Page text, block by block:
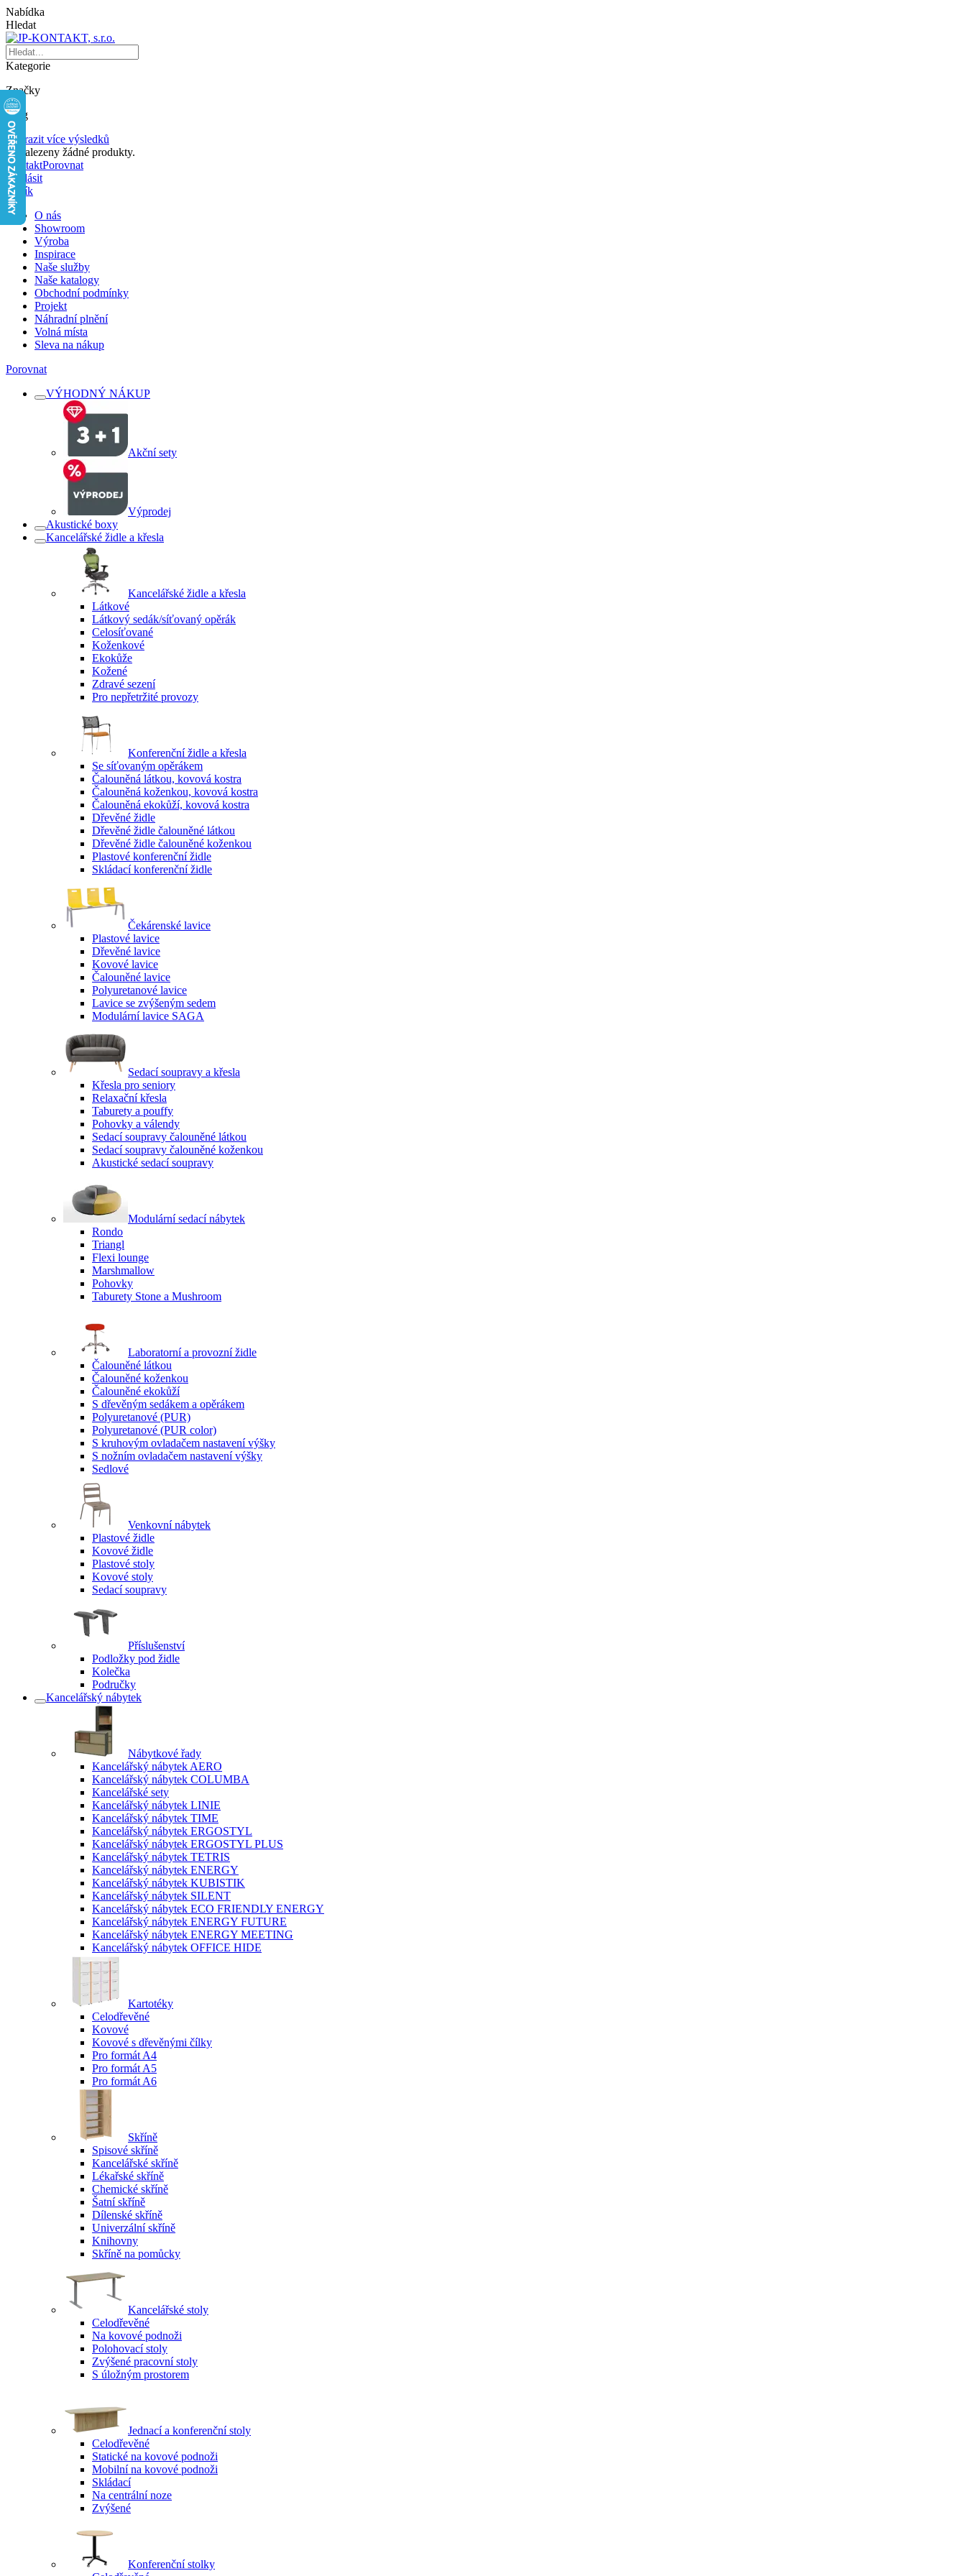
Nabídka
Hledat
Kategorie
Značky
Blog
Zobrazit více výsledků
Nenalezeny žádné produkty.
KontaktPorovnat
Přihlásit
Košík
O nás
Showroom
Výroba
Inspirace
Naše služby
Naše katalogy
Obchodní podmínky
Projekt
Náhradní plnění
Volná místa
Sleva na nákup
Porovnat
VÝHODNÝ NÁKUP
Akční sety
Výprodej
Akustické boxy
Kancelářské židle a křesla
Kancelářské židle a křesla
Látkové
Látkový sedák/síťovaný opěrák
Celosíťované
Koženkové
Ekokůže
Kožené
Zdravé sezení
Pro nepřetržité provozy
Konferenční židle a křesla
Se síťovaným opěrákem
Čalouněná látkou, kovová kostra
Čalouněná koženkou, kovová kostra
Čalouněná ekokůží, kovová kostra
Dřevěné židle
Dřevěné židle čalouněné látkou
Dřevěné židle čalouněné koženkou
Plastové konferenční židle
Skládací konferenční židle
Čekárenské lavice
Plastové lavice
Dřevěné lavice
Kovové lavice
Čalouněné lavice
Polyuretanové lavice
Lavice se zvýšeným sedem
Modulární lavice SAGA
Sedací soupravy a křesla
Křesla pro seniory
Relaxační křesla
Taburety a pouffy
Pohovky a válendy
Sedací soupravy čalouněné látkou
Sedací soupravy čalouněné koženkou
Akustické sedací soupravy
Modulární sedací nábytek
Rondo
Triangl
Flexi lounge
Marshmallow
Pohovky
Taburety Stone a Mushroom
Laboratorní a provozní židle
Čalouněné látkou
Čalouněné koženkou
Čalouněné ekokůží
S dřevěným sedákem a opěrákem
Polyuretanové (PUR)
Polyuretanové (PUR color)
S kruhovým ovladačem nastavení výšky
S nožním ovladačem nastavení výšky
Sedlové
Venkovní nábytek
Plastové židle
Kovové židle
Plastové stoly
Kovové stoly
Sedací soupravy
Příslušenství
Podložky pod židle
Kolečka
Područky
Kancelářský nábytek
Nábytkové řady
Kancelářský nábytek AERO
Kancelářský nábytek COLUMBA
Kancelářské sety
Kancelářský nábytek LINIE
Kancelářský nábytek TIME
Kancelářský nábytek ERGOSTYL
Kancelářský nábytek ERGOSTYL PLUS
Kancelářský nábytek TETRIS
Kancelářský nábytek ENERGY
Kancelářský nábytek KUBISTIK
Kancelářský nábytek SILENT
Kancelářský nábytek ECO FRIENDLY ENERGY
Kancelářský nábytek ENERGY FUTURE
Kancelářský nábytek ENERGY MEETING
Kancelářský nábytek OFFICE HIDE
Kartotéky
Celodřevěné
Kovové
Kovové s dřevěnými čílky
Pro formát A4
Pro formát A5
Pro formát A6
Skříně
Spisové skříně
Kancelářské skříně
Lékařské skříně
Chemické skříně
Šatní skříně
Dílenské skříně
Univerzální skříně
Knihovny
Skříně na pomůcky
Kancelářské stoly
Celodřevěné
Na kovové podnoži
Polohovací stoly
Zvýšené pracovní stoly
S úložným prostorem
Jednací a konferenční stoly
Celodřevěné
Statické na kovové podnoži
Mobilní na kovové podnoži
Skládací
Na centrální noze
Zvýšené
Konferenční stolky